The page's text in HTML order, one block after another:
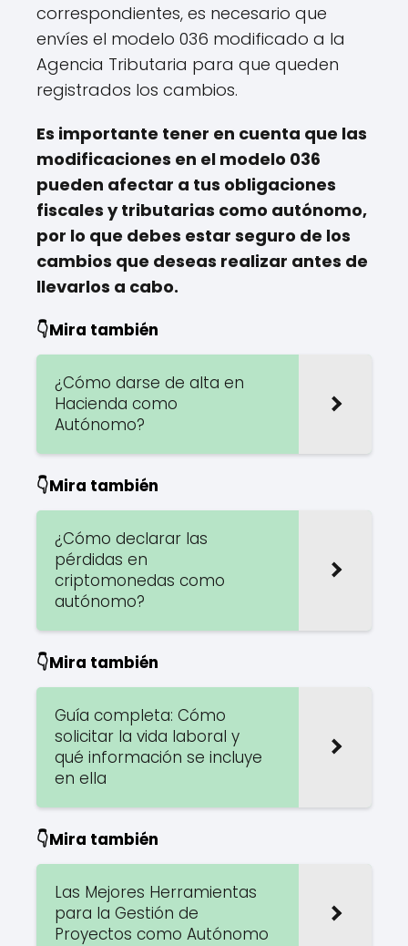
correspondientes, es necesario que
envíes el modelo 036 modificado a la
Agencia Tributaria para que queden
registrados los cambios.
Es importante tener en cuenta que las
modificaciones en el modelo 036
pueden afectar a tus obligaciones
fiscales y tributarias como autónomo,
por lo que debes estar seguro de los
cambios que deseas realizar antes de
llevarlos a cabo.
👇Mira también
¿Cómo darse de alta en
Hacienda como
Autónomo?
👇Mira también
¿Cómo declarar las
pérdidas en
criptomonedas como
autónomo?
👇Mira también
Guía completa: Cómo
solicitar la vida laboral y
qué información se incluye
en ella
👇Mira también
Las Mejores Herramientas
para la Gestión de
Proyectos como Autónomo